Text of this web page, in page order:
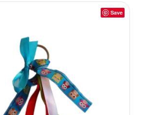
Save